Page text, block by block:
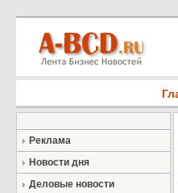
Реклама
Новости дня
Деловые новости